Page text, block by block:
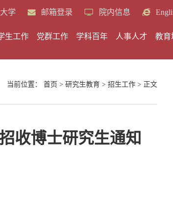
学 邮箱登录 院内信息
生工作 党群工作 学科百年 人事人才 教育
当前位置： 首页 > 研究生教育> 招生工作> 正文
收博士研究生通知